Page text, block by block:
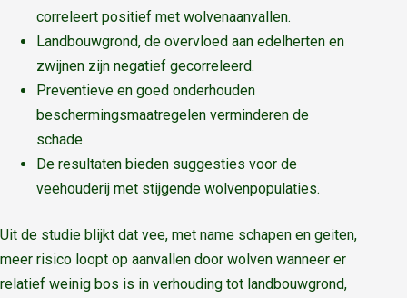
correleert positief met wolvenaanvallen.
Landbouwgrond, de overvloed aan edelherten en
zwijnen zijn negatief gecorreleerd.
Preventieve en goed onderhouden
beschermingsmaatregelen verminderen de
schade.
De resultaten bieden suggesties voor de
veehouderij met stijgende wolvenpopulaties.
Uit de studie blijkt dat vee, met name schapen en geiten,
meer risico loopt op aanvallen door wolven wanneer er
relatief weinig bos is in verhouding tot landbouwgrond,